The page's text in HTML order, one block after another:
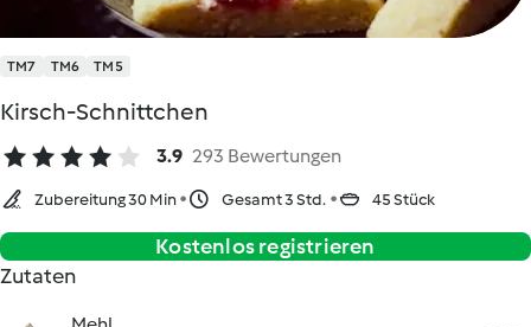
TM7 TM6 TM5
Kirsch-Schnittchen
3.9 293 Bewertungen
Zubereitung 30 Min Gesamt 3 Std. 45 Stück
Kostenlos registrieren
Zutaten